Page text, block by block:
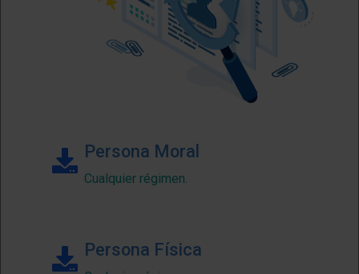
Persona Moral
Cualquier régimen.
Persona Física